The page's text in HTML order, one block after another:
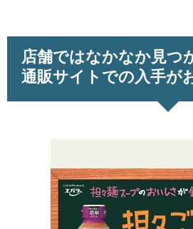
店舗ではなかなか見つ
通販サイトでの入手が